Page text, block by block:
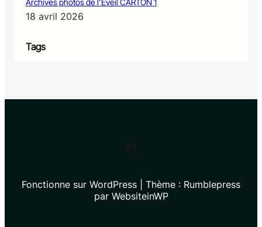
Archives photos de l’Eveil CARTON 1
18 avril 2026
Tags
Fonctionne sur WordPress | Thème : Rumblepress
par WebsiteinWP